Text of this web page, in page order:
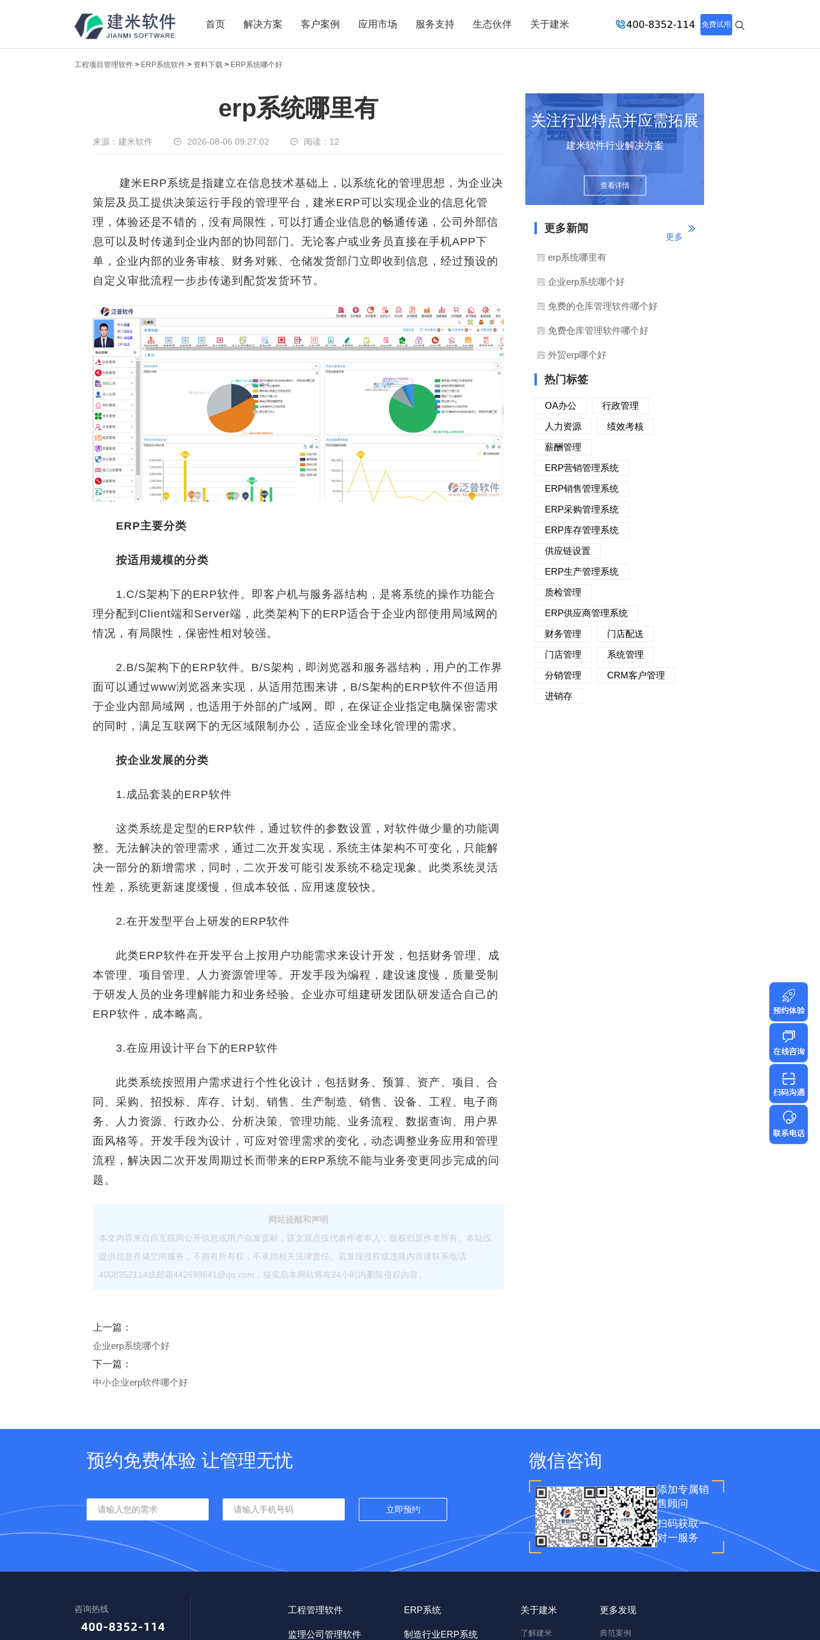
首页 解决方案 客户案例 应用市场 服务支持 生态伙伴 关于建米 免费试用
工程项目管理软件 > ERP系统软件 > 资料下载 > ERP系统哪个好
erp系统哪里有
来源：建米软件 2026-08-06 09:27:02 阅读： 12
建米ERP系统是指建立在信息技术基础上，以系统化的管理思想，为企业决
策层及员工提供决策运行手段的管理平台，建米ERP可以实现企业的信息化管
理，体验还是不错的，没有局限性，可以打通企业信息的畅通传递，公司外部信
息可以及时传递到企业内部的协同部门。无论客户或业务员直接在手机APP下
单，企业内部的业务审核、财务对账、仓储发货部门立即收到信息，经过预设的
自定义审批流程一步步传递到配货发货环节。
ERP主要分类
按适用规模的分类
1.C/S架构下的ERP软件。即客户机与服务器结构，是将系统的操作功能合
理分配到Client端和Server端，此类架构下的ERP适合于企业内部使用局域网的
情况，有局限性，保密性相对较强。
2.B/S架构下的ERP软件。B/S架构，即浏览器和服务器结构，用户的工作界
面可以通过www浏览器来实现，从适用范围来讲，B/S架构的ERP软件不但适用
于企业内部局域网，也适用于外部的广域网。即，在保证企业指定电脑保密需求
的同时，满足互联网下的无区域限制办公，适应企业全球化管理的需求。
按企业发展的分类
1.成品套装的ERP软件
这类系统是定型的ERP软件，通过软件的参数设置，对软件做少量的功能调
整。无法解决的管理需求，通过二次开发实现，系统主体架构不可变化，只能解
决一部分的新增需求，同时，二次开发可能引发系统不稳定现象。此类系统灵活
性差，系统更新速度缓慢，但成本较低，应用速度较快。
2.在开发型平台上研发的ERP软件
此类ERP软件在开发平台上按用户功能需求来设计开发，包括财务管理、成
本管理、项目管理、人力资源管理等。开发手段为编程，建设速度慢，质量受制
于研发人员的业务理解能力和业务经验。企业亦可组建研发团队研发适合自己的
ERP软件，成本略高。
3.在应用设计平台下的ERP软件
此类系统按照用户需求进行个性化设计，包括财务、预算、资产、项目、合
同、采购、招投标、库存、计划、销售、生产制造、销售、设备、工程、电子商
务、人力资源、行政办公、分析决策、管理功能、业务流程、数据查询、用户界
面风格等。开发手段为设计，可应对管理需求的变化，动态调整业务应用和管理
流程，解决因二次开发周期过长而带来的ERP系统不能与业务变更同步完成的问
题。
网站提醒和声明
本文内容来自自互联网公开信息或用户自发贡献，该文观点仅代表作者本人，版权归原作者所有。本站仅
提供信息存储空间服务，不拥有所有权，不承担相关法律责任。若发现侵权或违规内容请联系电话
4008352114或邮箱442699841@qq.com，核实后本网站将在24小时内删除侵权内容。
上一篇：
企业erp系统哪个好
下一篇：
中小企业erp软件哪个好
关注行业特点并应需拓展
建米软件行业解决方案
查看详情
更多新闻
更多
erp系统哪里有
企业erp系统哪个好
免费的仓库管理软件哪个好
免费仓库管理软件哪个好
外贸erp哪个好
热门标签
OA办公
行政管理
人力资源
绩效考核
薪酬管理
ERP营销管理系统
ERP销售管理系统
ERP采购管理系统
ERP库存管理系统
供应链设置
ERP生产管理系统
质检管理
ERP供应商管理系统
财务管理
门店配送
门店管理
系统管理
分销管理
CRM客户管理
进销存
预约免费体验 让管理无忧 微信咨询
添加专属销
售顾问
扫码获取一
对一服务
咨询热线 工程管理软件
监理公司管理软件
ERP系统
制造行业ERP系统
关于建米
了解建米
更多发现
典范案例